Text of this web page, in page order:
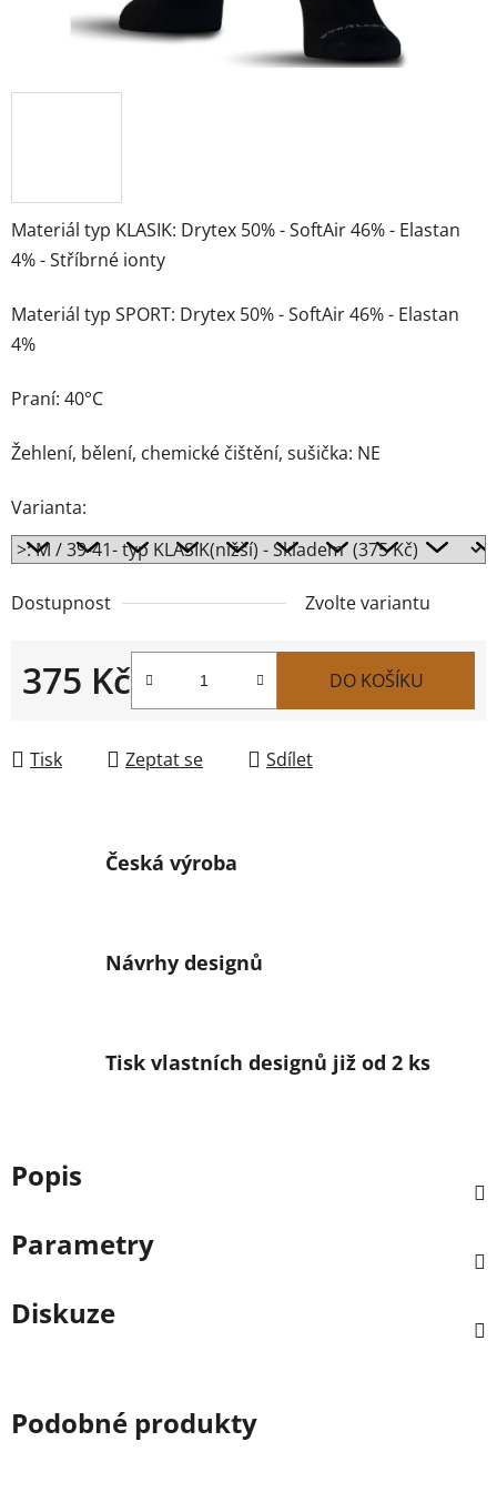
Materiál typ KLASIK: Drytex 50% - SoftAir 46% - Elastan
4% - Stříbrné ionty
Materiál typ SPORT: Drytex 50% - SoftAir 46% - Elastan
4%
Praní: 40°C
Žehlení, bělení, chemické čištění, sušička: NE
Varianta:
Dostupnost Zvolte variantu
375 Kč DO KOŠÍKU
Tisk Zeptat se Sdílet
Česká výroba
Návrhy designů
Tisk vlastních designů již od 2 ks
Popis
Parametry
Diskuze
Podobné produkty